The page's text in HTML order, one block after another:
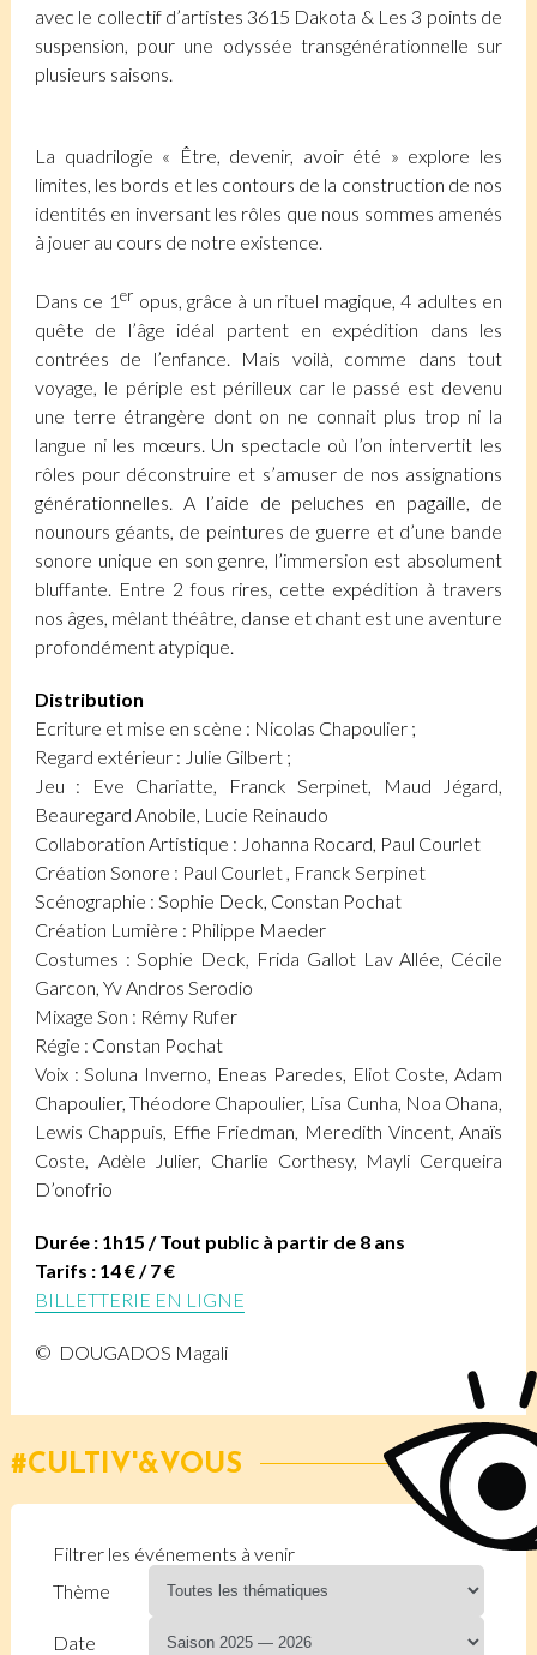
avec le collectif d’artistes 3615 Dakota & Les 3 points de
suspension, pour une odyssée transgénérationnelle sur
plusieurs saisons.
La quadrilogie « Être, devenir, avoir été » explore les
limites, les bords et les contours de la construction de nos
identités en inversant les rôles que nous sommes amenés
à jouer au cours de notre existence.
Dans ce 1er opus, grâce à un rituel magique, 4 adultes en
quête de l’âge idéal partent en expédition dans les
contrées de l’enfance. Mais voilà, comme dans tout
voyage, le périple est périlleux car le passé est devenu
une terre étrangère dont on ne connait plus trop ni la
langue ni les mœurs. Un spectacle où l’on intervertit les
rôles pour déconstruire et s’amuser de nos assignations
générationnelles. A l’aide de peluches en pagaille, de
nounours géants, de peintures de guerre et d’une bande
sonore unique en son genre, l’immersion est absolument
bluffante. Entre 2 fous rires, cette expédition à travers
nos âges, mêlant théâtre, danse et chant est une aventure
profondément atypique.
Distribution
Ecriture et mise en scène : Nicolas Chapoulier ;
Regard extérieur : Julie Gilbert ;
Jeu : Eve Chariatte, Franck Serpinet, Maud Jégard,
Beauregard Anobile, Lucie Reinaudo
Collaboration Artistique : Johanna Rocard, Paul Courlet
Création Sonore : Paul Courlet , Franck Serpinet
Scénographie : Sophie Deck, Constan Pochat
Création Lumière : Philippe Maeder
Costumes : Sophie Deck, Frida Gallot Lav Allée, Cécile
Garcon, Yv Andros Serodio
Mixage Son : Rémy Rufer
Régie : Constan Pochat
Voix : Soluna Inverno, Eneas Paredes, Eliot Coste, Adam
Chapoulier, Théodore Chapoulier, Lisa Cunha, Noa Ohana,
Lewis Chappuis, Effie Friedman, Meredith Vincent, Anaïs
Coste, Adèle Julier, Charlie Corthesy, Mayli Cerqueira
D’onofrio
Durée : 1h15 / Tout public à partir de 8 ans
Tarifs : 14 € / 7 €
BILLETTERIE EN LIGNE
© DOUGADOS Magali
CULTIV'&VOUS
Filtrer les événements à venir
Thème
Date